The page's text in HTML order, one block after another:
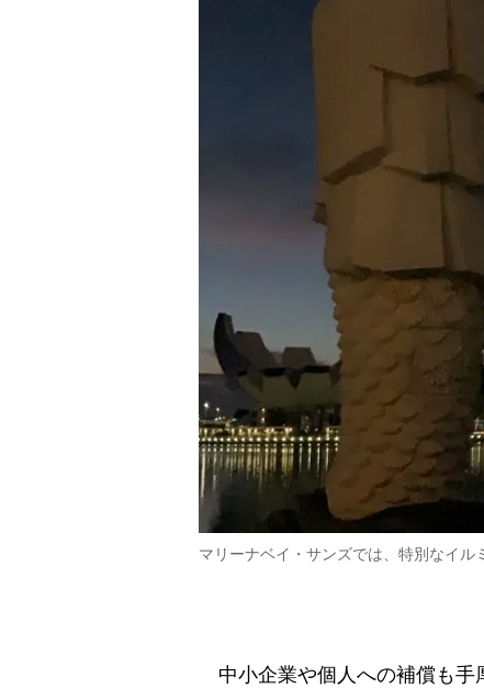
マリーナベイ・サンズでは、特別なイル
中小企業や個人への補償も手